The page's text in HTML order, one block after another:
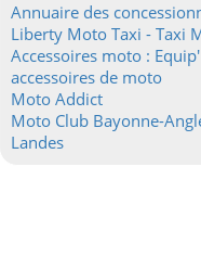
Annuaire des
Liberty Moto Taxi - Taxi
Accessoires moto :
accessoires de moto
Moto Addict
Moto Club Bayonne-
Landes